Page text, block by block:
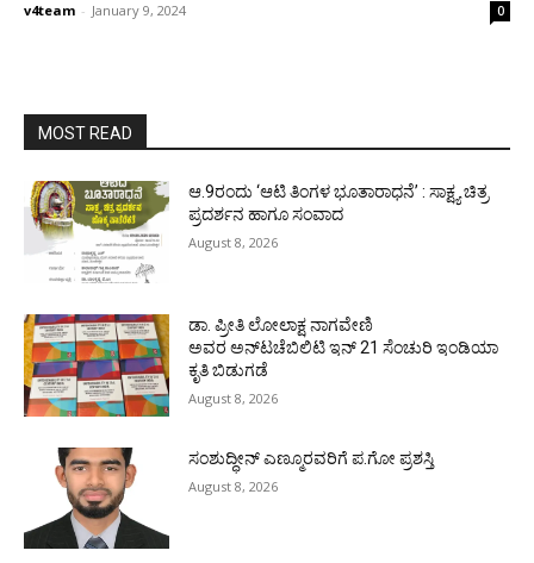
v4team - January 9, 2024 0
MOST READ
ಆ.9ರಂದು ‘ಆಟಿ ತಿಂಗಳ ಭೂತಾರಾಧನೆ’ : ಸಾಕ್ಷ್ಯ ಚಿತ್ರ
ಪ್ರದರ್ಶನ ಹಾಗೂ ಸಂವಾದ
August 8, 2026
ಡಾ. ಪ್ರೀತಿ ಲೋಲಾಕ್ಷ ನಾಗವೇಣಿ
ಅವರ ಅನ್‌ಟಚೆಬಿಲಿಟಿ ಇನ್ 21 ಸೆಂಚುರಿ ಇಂಡಿಯಾ
ಕೃತಿ ಬಿಡುಗಡೆ
August 8, 2026
ಸಂಶುದ್ಧೀನ್ ಎಣ್ಮೂರವರಿಗೆ ಪ.ಗೋ ಪ್ರಶಸ್ತಿ
August 8, 2026